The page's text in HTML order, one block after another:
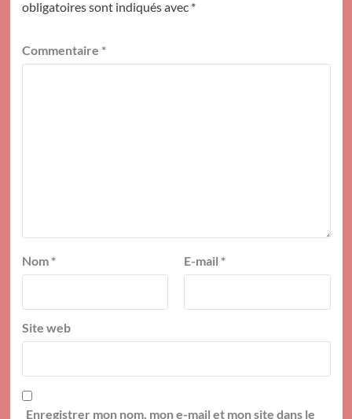
obligatoires sont indiqués avec *
Commentaire *
Nom * E-mail *
Site web
Enregistrer mon nom, mon e-mail et mon site dans le